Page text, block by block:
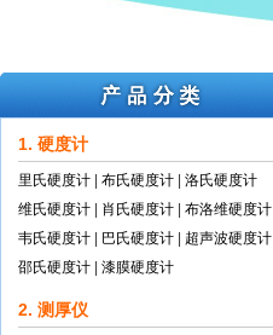
1. 硬度计
里氏硬度计 布氏硬度计
洛氏硬度计
维氏硬度计
肖氏硬度计
布洛维硬度计
韦氏硬度计
巴氏硬度计
超声波硬度计
邵氏硬度计
漆膜硬度计
2. 测厚仪